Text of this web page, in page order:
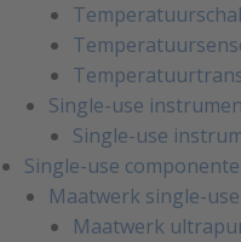
Single-use
Single-use
Single-use
Maatwerk single-
Maatwerk